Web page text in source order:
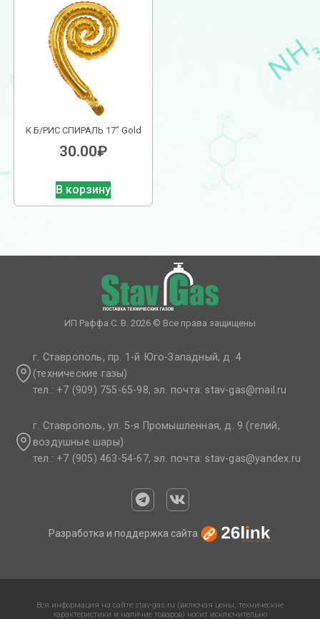
К Б/РИС СПИРАЛЬ 17″ Gold
30.00₽
В корзину
ИП Раффа С. В. 2026 © Все права защищены
г. Ставрополь, пр. 1-й Юго-Западный, д. 4
(технические газы)
тел.: +7 (909) 755-65-98, эл. почта: stav-gas@mail.ru​
г. Ставрополь, ул. 5-я Промышленная, д. 9 (гелий,
воздушные шары)
тел.: +7 (905) 463-54-67, эл. почта: stav-gas@yandex.ru​
Разработка и поддержка сайта
Вся информация на сайте stav-gas.ru (включая цены, технические
характеристики и наличие товаров) носит исключительно